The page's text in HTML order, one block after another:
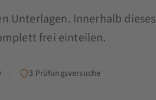
Unterlagen. Innerhalb dieses
frei einteilen.
3 Prüfungsversuche